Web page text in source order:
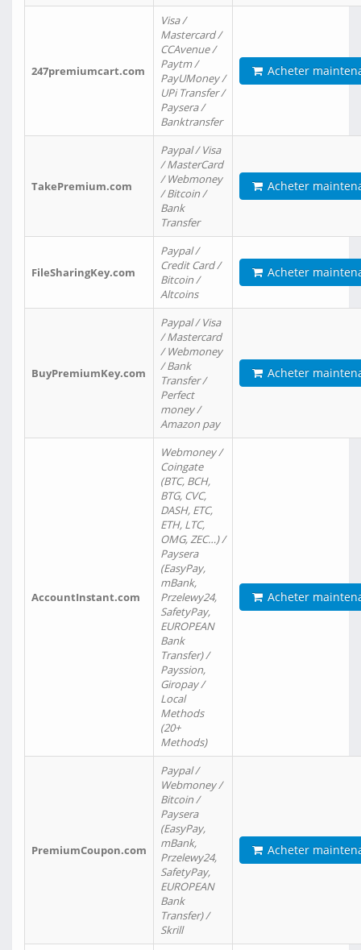
247premiumcart.com
Visa /
Mastercard /
CCAvenue /
Paytm /
PayUMoney /
UPi Transfer /
Paysera /
Banktransfer
Acheter
TakePremium.com
Paypal / Visa
/ MasterCard
/ Webmoney
/ Bitcoin /
Bank
Transfer
Acheter
FileSharingKey.com
Paypal /
Credit Card /
Bitcoin /
Altcoins
Acheter
BuyPremiumKey.com
Paypal / Visa
/ Mastercard
/ Webmoney
/ Bank
Transfer /
Perfect
money /
Amazon pay
Acheter
AccountInstant.com
Webmoney /
Coingate
(BTC, BCH,
BTG, CVC,
DASH, ETC,
ETH, LTC,
OMG, ZEC…) /
Paysera
(EasyPay,
mBank,
Przelewy24,
SafetyPay,
EUROPEAN
Bank
Transfer) /
Payssion,
Giropay /
Local
Methods
(20+
Methods)
Acheter
PremiumCoupon.com
Paypal /
Webmoney /
Bitcoin /
Paysera
(EasyPay,
mBank,
Przelewy24,
SafetyPay,
EUROPEAN
Bank
Transfer) /
Skrill
Acheter